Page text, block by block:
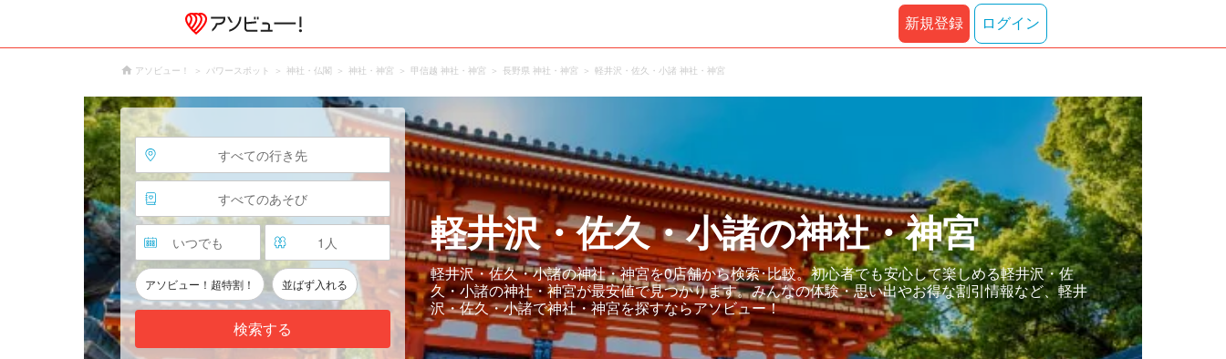
新規登録 ログイン
アソビュー！ パワースポット 神社・仏閣 神社・神宮 甲信越 神社・神宮 長野県 神社・神宮 軽井沢・佐久・小諸 神社・神宮
すべての行き先
すべてのあそび
いつでも 1 人
アソビュー！超特割！ 並ばず入れる
検索する
軽井沢・佐久・小諸の神社・神宮
軽井沢・佐久・小諸の神社・神宮を0店舗から検索･比較。初心者でも安心して楽しめる軽井沢・佐
久・小諸の神社・神宮が最安値で見つかります。みんなの体験・思い出やお得な割引情報など、軽井
沢・佐久・小諸で神社・神宮を探すならアソビュー！